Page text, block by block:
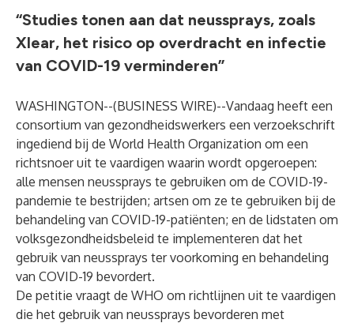
“Studies tonen aan dat neussprays, zoals
Xlear, het risico op overdracht en infectie
van COVID-19 verminderen”
WASHINGTON--(BUSINESS WIRE)--Vandaag heeft een
consortium van gezondheidswerkers een verzoekschrift
ingediend bij de World Health Organization om een
richtsnoer uit te vaardigen waarin wordt opgeroepen:
alle mensen neussprays te gebruiken om de COVID-19-
pandemie te bestrijden; artsen om ze te gebruiken bij de
behandeling van COVID-19-patiënten; en de lidstaten om
volksgezondheidsbeleid te implementeren dat het
gebruik van neussprays ter voorkoming en behandeling
van COVID-19 bevordert.
De petitie vraagt de WHO om richtlijnen uit te vaardigen
die het gebruik van neussprays bevorderen met